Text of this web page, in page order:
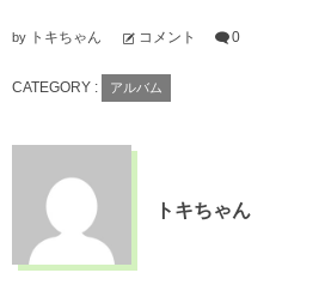
by トキちゃん コメント 0
CATEGORY : アルバム
トキちゃん